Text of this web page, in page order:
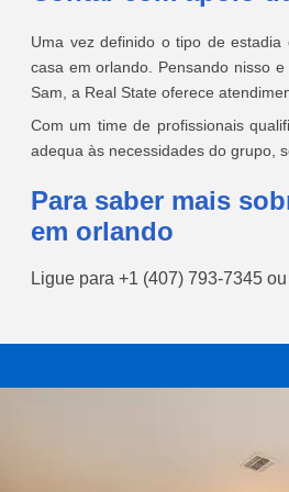
Uma vez definido o tipo de
casa em orlando. Pensando nisso
Sam, a Real State oferece
Com um time de profissionais
adequa às necessidades do grupo,
Para saber mais
em orlando
Ligue para +1 (407) 793-7345 ou